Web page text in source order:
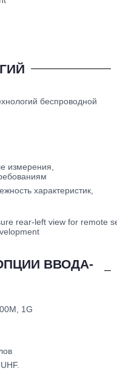
беспроводной
измерения,
характеристик,
ВВОДА-
1G